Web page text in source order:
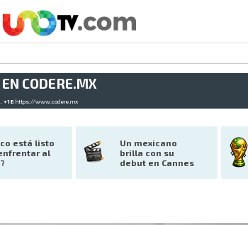
CODERE.MX
+18 https://www.codere.mx
está listo
al
Un mexicano
brilla con su
debut en Cannes